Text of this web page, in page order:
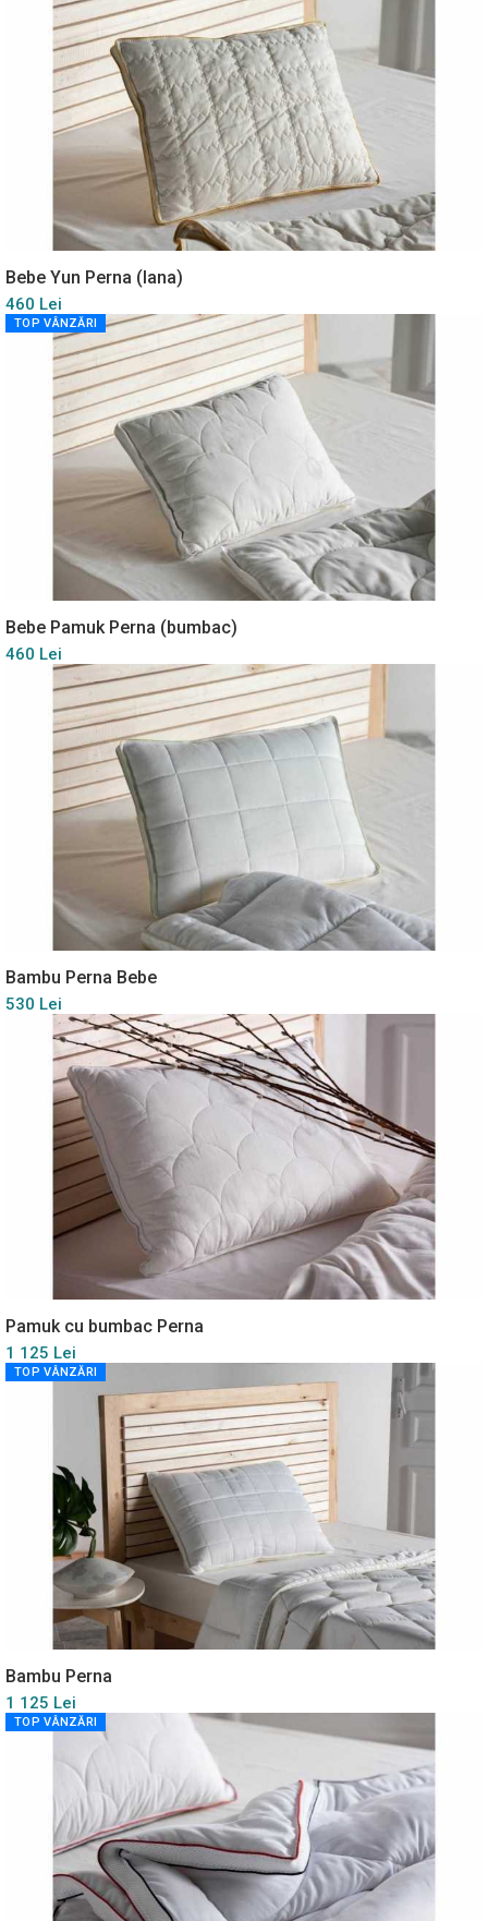
Bebe Yun Perna (lana)
460 Lei
TOP VÂNZĂRI
Bebe Pamuk Perna (bumbac)
460 Lei
Bambu Perna Bebe
530 Lei
Pamuk cu bumbac Perna
1 125 Lei
TOP VÂNZĂRI
Bambu Perna
1 125 Lei
TOP VÂNZĂRI